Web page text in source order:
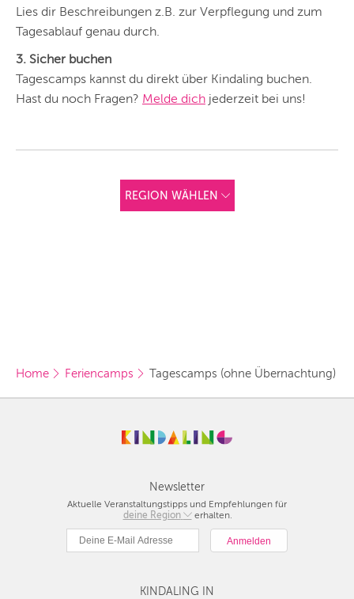
Lies dir Beschreibungen z.B. zur Verpflegung und zum
Tagesablauf genau durch.
3. Sicher buchen
Tagescamps kannst du direkt über Kindaling buchen.
Hast du noch Fragen? Melde dich jederzeit bei uns!
REGION WÄHLEN
KÖLN
DÜSSELDORF
STUTTGART
Home Feriencamps Tagescamps (ohne Übernachtung)
Newsletter
Aktuelle Veranstaltungstipps und Empfehlungen für
deine Region
Berlin
München
Hamburg
Köln
erhalten.
KINDALING IN